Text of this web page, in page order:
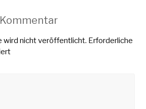
wird nicht veröffentlicht. Erforderliche